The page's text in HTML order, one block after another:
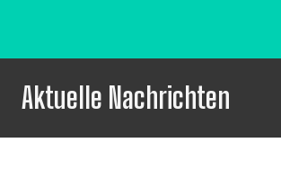
Aktuelle Nachrichten